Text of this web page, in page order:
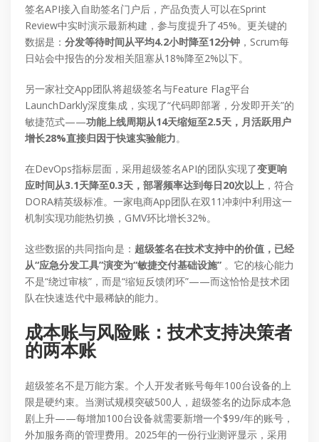
签名API接入自助签名门户后，产品负责人可以在Sprint
Review中实时演示最新构建，参与度提升了45%。更关键的
数据是： 分发等待时间从平均4.2小时降至12分钟 ，Scrum每
日站会中报告的分发相关阻塞从18%降至2%以下。
另一家社交App团队将超级签名与Feature Flag平台
LaunchDarkly深度集成，实现了“代码即部署，分发即开关”的
敏捷范式——功能上线周期从14天缩短至2.5天，月活跃用户
增长28%直接归因于快速实验能力。
在DevOps指标层面，采用超级签名API的团队实现了变更响
应时间从3.1天降至0.3天，部署频率达到每日20次以上 ，符合
DORA精英级标准。一家电商App团队在双11冲刺中利用这一
机制实现功能热切换，GMV环比增长32%。
这些数据的共同指向是： 超级签名在技术支持中的价值，已经
从“应急分发工具”演变为“敏捷交付基础设施” 。它的核心能力
不是“绕过审核”，而是“缩短反馈闭环”——而这恰恰是技术团
队在快速迭代中最稀缺的能力。
成本账与风险账：技术支持决策者
的两本账
超级签名不是万能方案。个人开发者账号每年100台设备的上
限是硬约束。当测试规模突破500人，超级签名的边际成本急
剧上升——每增加100台设备就需要新增一个$99/年的账号，
外加服务商的管理费用。2025年的一份行业测评显示，采用